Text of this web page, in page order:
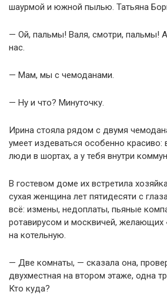
шаурмой и южной пылью. Татьяна
— Ой, пальмы! Валя, смотри, пальмы!
нас.
— Мам, мы с чемоданами.
— Ну и что? Минуточку.
Ирина стояла рядом с двумя
умеет издеваться особенно красиво:
люди в шортах, а у тебя внутри
В гостевом доме их встретила
сухая женщина лет пятидесяти с
всё: измены, недоплаты, пьяные
ротавирусом и москвичей, желающих
на котельную.
— Две комнаты, — сказала она,
двухместная на втором этаже, одна
Кто куда?